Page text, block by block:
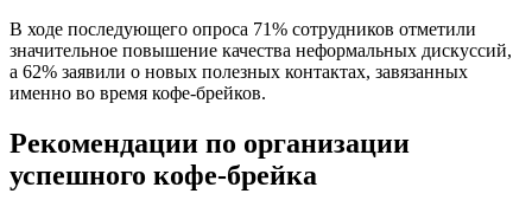
В ходе последующего опроса 71% сотрудников отметили
значительное повышение качества неформальных дискуссий,
а 62% заявили о новых полезных контактах, завязанных
именно во время кофе-брейков.
Рекомендации по организации
успешного кофе-брейка